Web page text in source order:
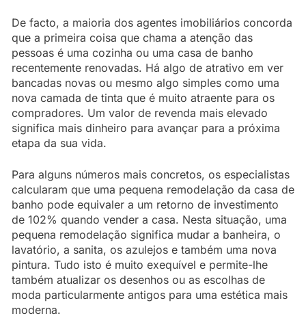
De facto, a maioria dos agentes imobiliários concorda
que a primeira coisa que chama a atenção das
pessoas é uma cozinha ou uma casa de banho
recentemente renovadas. Há algo de atrativo em ver
bancadas novas ou mesmo algo simples como uma
nova camada de tinta que é muito atraente para os
compradores. Um valor de revenda mais elevado
significa mais dinheiro para avançar para a próxima
etapa da sua vida.
Para alguns números mais concretos, os especialistas
calcularam que uma pequena remodelação da casa de
banho pode equivaler a um retorno de investimento
de 102% quando vender a casa. Nesta situação, uma
pequena remodelação significa mudar a banheira, o
lavatório, a sanita, os azulejos e também uma nova
pintura. Tudo isto é muito exequível e permite-lhe
também atualizar os desenhos ou as escolhas de
moda particularmente antigos para uma estética mais
moderna.